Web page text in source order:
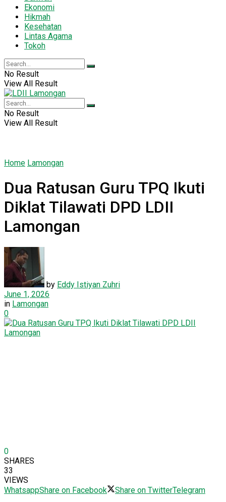
Ekonomi
Hikmah
Kesehatan
Lintas Agama
Tokoh
No Result
View All Result
No Result
View All Result
Home Lamongan
Dua Ratusan Guru TPQ Ikuti
Diklat Tilawati DPD LDII
Lamongan
by Eddy Istiyan Zuhri
June 1, 2026
in Lamongan
0
0
SHARES
33
VIEWS
WhatsappShare on Facebook Share on TwitterTelegram